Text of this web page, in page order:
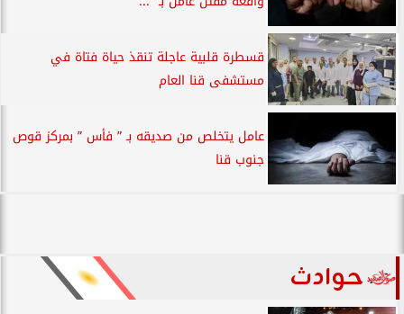
قسطرة قلبية عاجلة تنقذ حياة فتاة في
مستشفى قنا العام
عامل يتخلص من صديقه بـ ” فأس ” بمركز قوص
جنوب قنا
حوادث